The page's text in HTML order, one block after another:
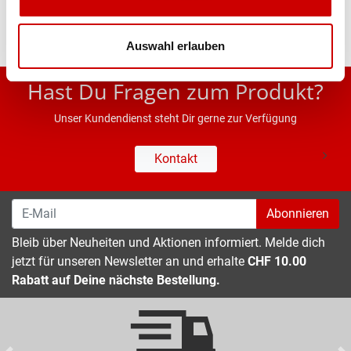
Auswahl erlauben
* UVP des Herstellers; Alle Preisangaben inkl. MwSt.
Hast Du Fragen zum Produkt?
Unser Kundendienst steht Dir gerne zur Verfügung
Kontakt
Abonnieren
Bleib über Neuheiten und Aktionen informiert. Melde dich
jetzt für unseren Newsletter an und erhalte CHF 10.00
Rabatt auf Deine nächste Bestellung.